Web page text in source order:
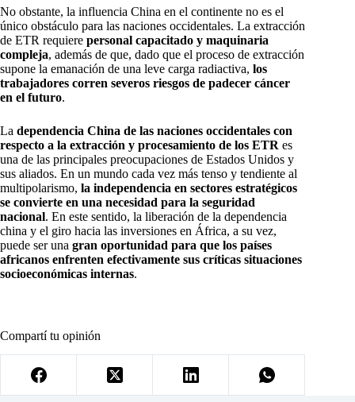
No obstante, la influencia China en el continente no es el
único obstáculo para las naciones occidentales. La extracción
de ETR requiere personal capacitado y maquinaria
compleja, además de que, dado que el proceso de extracción
supone la emanación de una leve carga radiactiva, los
trabajadores corren severos riesgos de padecer cáncer
en el futuro.
La dependencia China de las naciones occidentales con
respecto a la extracción y procesamiento de los ETR es
una de las principales preocupaciones de Estados Unidos y
sus aliados. En un mundo cada vez más tenso y tendiente al
multipolarismo, la independencia en sectores estratégicos
se convierte en una necesidad para la seguridad
nacional. En este sentido, la liberación de la dependencia
china y el giro hacia las inversiones en África, a su vez,
puede ser una gran oportunidad para que los países
africanos enfrenten efectivamente sus críticas situaciones
socioeconómicas internas.
Compartí tu opinión